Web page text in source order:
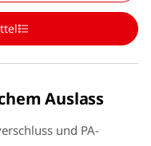
Auslass
und PA-